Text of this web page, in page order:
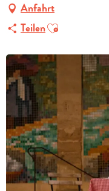
Anfahrt
TeilenAjouter aux